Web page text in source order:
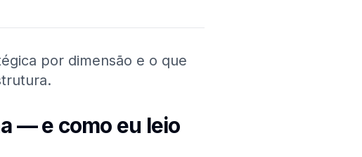
por dimensão e o que
— e como eu leio